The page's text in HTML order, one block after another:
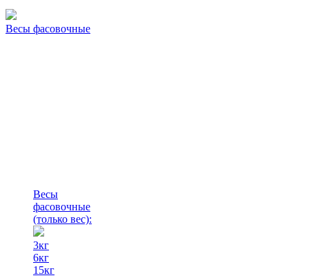
Весы фасовочные
Весы
фасовочные
(только вес):
3кг
6кг
15кг